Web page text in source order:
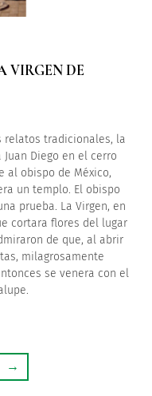
VIRGEN DE
relatos tradicionales, la
Diego en el cerro
al obispo de México,
un templo. El obispo
prueba. La Virgen, en
cortara flores del lugar
de que, al abrir
milagrosamente
se venera con el
→